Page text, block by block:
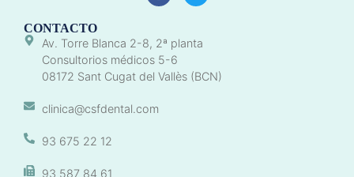
CONTACTO
Av. Torre Blanca 2-8, 2ª planta
Consultorios médicos 5-6
08172 Sant Cugat del Vallès (BCN)
clinica@csfdental.com
93 675 22 12
93 587 84 61